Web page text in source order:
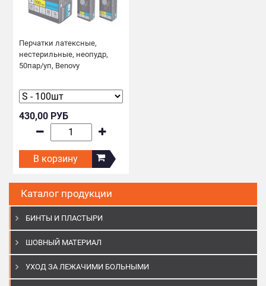
Каталог продукции
БИНТЫ И ПЛАСТЫРИ
ШОВНЫЙ МАТЕРИАЛ
УХОД ЗА ЛЕЖАЧИМИ БОЛЬНЫМИ
Перчатки латексные,
нестерильные, неопудр,
50пар/уп, Benovy
430,00 РУБ
В корзину